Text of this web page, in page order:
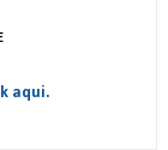
aqui.